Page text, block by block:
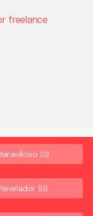
freelance
(0)
Revelador (0)